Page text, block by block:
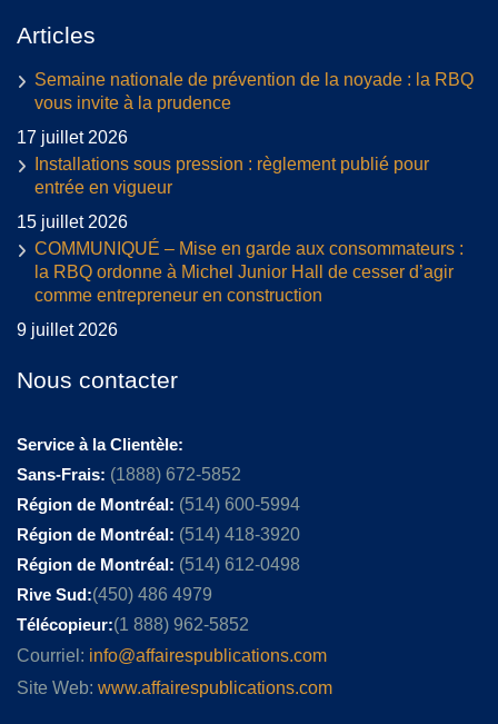
Articles
Semaine nationale de prévention de la noyade : la RBQ
vous invite à la prudence
17 juillet 2026
Installations sous pression : règlement publié pour
entrée en vigueur
15 juillet 2026
COMMUNIQUÉ – Mise en garde aux consommateurs :
la RBQ ordonne à Michel Junior Hall de cesser d’agir
comme entrepreneur en construction
9 juillet 2026
Nous contacter
Service à la Clientèle:
Sans-Frais: (1888) 672-5852
Région de Montréal: (514) 600-5994
Région de Montréal: (514) 418-3920
Région de Montréal: (514) 612-0498
Rive Sud:(450) 486 4979
Télécopieur:(1 888) 962-5852
Courriel: info@affairespublications.com
Site Web: www.affairespublications.com